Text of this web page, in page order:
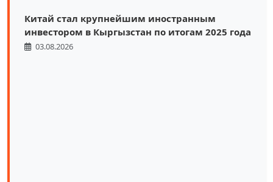
Китай стал крупнейшим иностранным
инвестором в Кыргызстан по итогам 2025 года
03.08.2026